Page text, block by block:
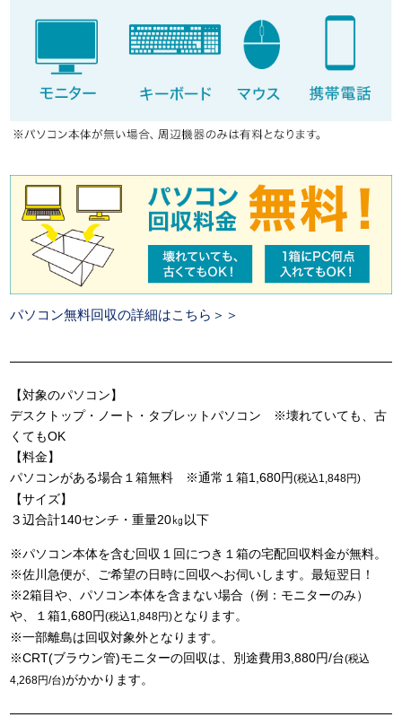
パソコン無料回収の詳細はこちら＞＞
【対象のパソコン】
デスクトップ・ノート・タブレットパソコン ※壊れていても、古
くてもOK
【料金】
パソコンがある場合１箱無料 ※通常１箱1,680円(税込1,848円)
【サイズ】
３辺合計140センチ・重量20㎏以下
※パソコン本体を含む回収１回につき１箱の宅配回収料金が無料。
※佐川急便が、ご希望の日時に回収へお伺いします。最短翌日！
※2箱目や、パソコン本体を含まない場合（例：モニターのみ）
や、１箱1,680円(税込1,848円)となります。
※一部離島は回収対象外となります。
※CRT(ブラウン管)モニターの回収は、別途費用3,880円/台(税込
4,268円/台)がかかります。